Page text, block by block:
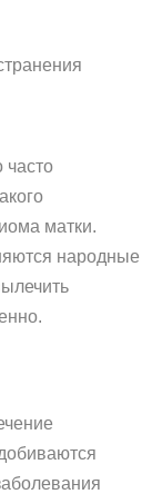
часто
матки.
народные